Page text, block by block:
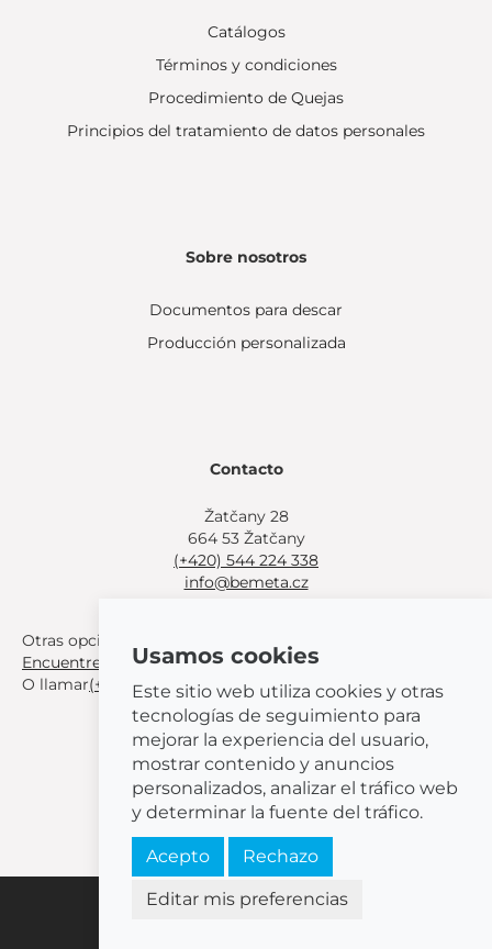
Catálogos
Términos y condiciones
Procedimiento de Quejas
Principios del tratamiento de datos personales
Sobre nosotros
Documentos para descar
Producción personalizada
Contacto
Žatčany 28
664 53 Žatčany
(+420) 544 224 338
info@bemeta.cz
Otras opciones de compra:
Encuentre un distribuidor cerca de usted
O llamar(+420) 544 224 338.
© 2026 BEMETA
Usamos cookies
Este sitio web utiliza cookies y otras
tecnologías de seguimiento para
mejorar la experiencia del usuario,
mostrar contenido y anuncios
personalizados, analizar el tráfico web
y determinar la fuente del tráfico.
Acepto Rechazo
Editar mis preferencias